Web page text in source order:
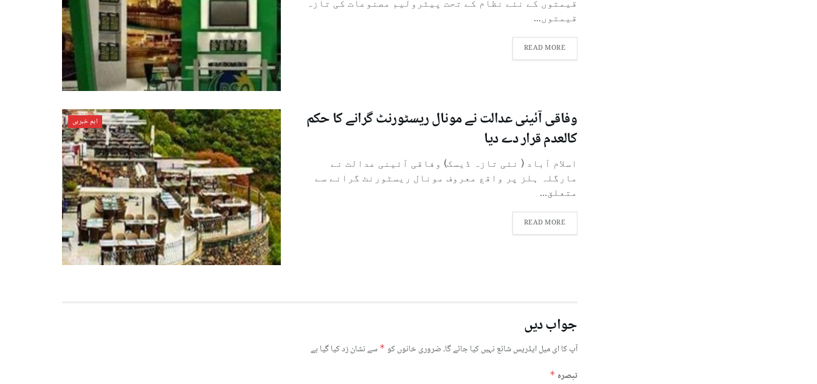
قیمتوں کے نئے نظام کے تحت پیٹرولیم مصنوعات کی تازہ
قیمتوں...
READ MORE
اہم خبریں
وفاقی آئینی عدالت نے مونال ریسٹورنٹ گرانے کا حکم
کالعدم قرار دے دیا
اسلام آباد ( نئی تازہ ڈیسک) وفاقی آئینی عدالت نے
مارگلہ ہلز پر واقع معروف مونال ریسٹورنٹ گرانے سے
متعلق...
READ MORE
جواب دیں
آپ کا ای میل ایڈریس شائع نہیں کیا جائے گا۔ضروری خانوں کو * سے نشان زد کیا گیا ہے
تبصرہ *